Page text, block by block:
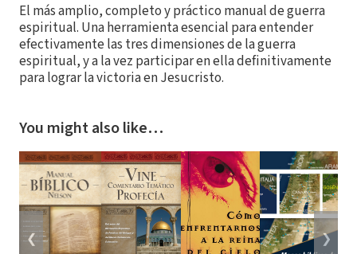
El más amplio, completo y práctico manual de guerra
espiritual. Una herramienta esencial para entender
efectivamente las tres dimensiones de la guerra
espiritual, y a la vez participar en ella definitivamente
para lograr la victoria en Jesucristo.
You might also like…
❮ ❯